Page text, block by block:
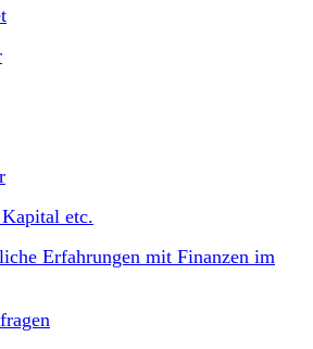
etc.
Erfahrungen mit Finanzen im